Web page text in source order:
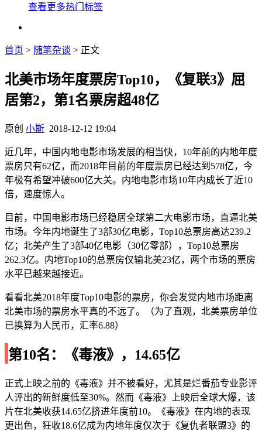
查看更多热门标签
首页 > 随笔杂谈 > 正文
北美市场年度票房Top10，《复联3》屈
居第2，第1名票房超48亿
原创 小斯 2018-12-12 19:04
近几年，中国内地电影市场发展的相当快，10年前的内地年度
票房只有62亿，而2018年目前的年度票房已经达到578亿，今
年极有希望冲破600亿大关。内地电影市场10年内成长了近10
倍，速度惊人。
目前，中国电影市场已经稳居全球第二大电影市场，直逼北美
市场。今年内地诞生了3部30亿电影，Top10总票房高达239.2
亿；北美产生了3部40亿电影（30亿零部），Top10总票房
262.3亿。内地Top10的总票房仅输北美23亿，两个市场的票房
水平已越来越接近。
看看北美2018年度Top10电影的票房，你会发觉内地市场距离
北美市场的票房水平真的不远了。（为了直观，北美票房单位
已换算为人民币，汇率6.88）
第10名：《毒液》，14.65亿
正式上映之前的《毒液》并不被看好，尤其是烂番茄专业影评
人评出的新鲜度低至30%。然而《毒液》上映后全球大爆，该
片在北美收获14.65亿挤进年度前10。《毒液》在内地的表现
更出色，狂收18.6亿成为内地年度仅次于《复仇者联盟3》的